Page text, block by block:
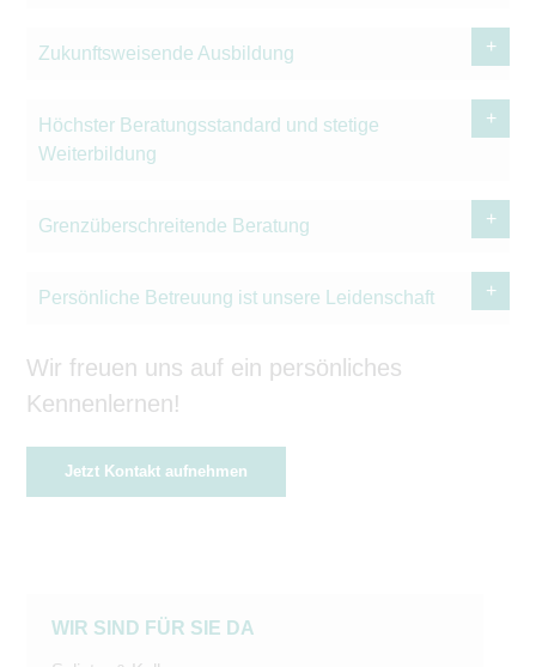
Zukunftsweisende Ausbildung
Höchster Beratungsstandard und stetige
Weiterbildung
Grenzüberschreitende Beratung
Persönliche Betreuung ist unsere Leidenschaft
Wir freuen uns auf ein persönliches
Kennenlernen!
Jetzt Kontakt aufnehmen
WIR SIND FÜR SIE DA